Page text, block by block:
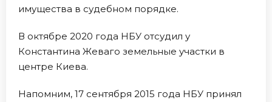
имущества в судебном порядке.
В октябре 2020 года НБУ отсудил у
Константина Жеваго земельные участки в
центре Киева.
Напомним, 17 сентября 2015 года НБУ принял